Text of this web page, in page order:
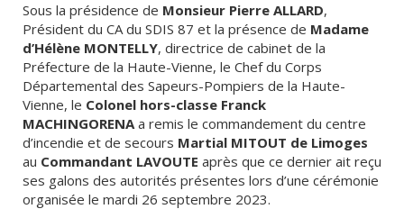
Sous la présidence de Monsieur Pierre ALLARD,
Président du CA du SDIS 87 et la présence de Madame
d’Hélène MONTELLY, directrice de cabinet de la
Préfecture de la Haute-Vienne, le Chef du Corps
Départemental des Sapeurs-Pompiers de la Haute-
Vienne, le Colonel hors-classe Franck
MACHINGORENAa remis le commandement du centre
d’incendie et de secours Martial MITOUT de Limoges
au Commandant LAVOUTE après que ce dernier ait reçu
ses galons des autorités présentes lors d’une cérémonie
organisée le mardi 26 septembre 2023.